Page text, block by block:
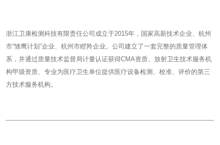
浙江卫康检测科技有限责任公司成立于2015年，国家高新技术企业、杭州
市“雏鹰计划”企业、杭州市瞪羚企业。公司建立了一套完整的质量管理体
系，并通过质量技术监督局计量认证获得CMA资质、放射卫生技术服务机
构甲级资质、专业为医疗卫生单位提供医疗设备检测、校准、评价的第三
方技术服务机构。